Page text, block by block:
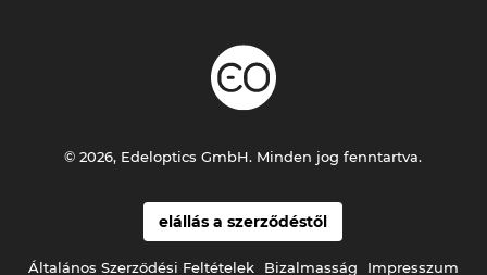
elállás a szerződéstől
Általános Szerződési Feltételek Bizalmasság Impresszum
© 2026, Edeloptics GmbH. Minden jog fenntartva.